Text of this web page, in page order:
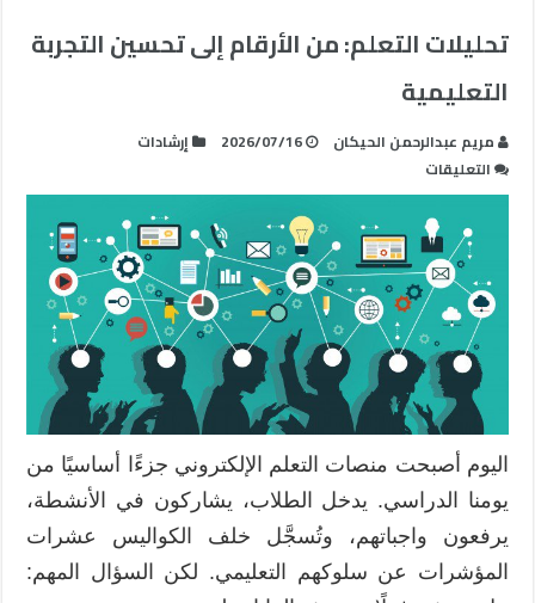
تحليلات التعلم: من الأرقام إلى تحسين التجربة
التعليمية
مريم عبدالرحمن الحيكان 2026/07/16
إرشادات
التعليقات
تحليلات
التعلم:
من
الأرقام
إلى
تحسين
التجربة
التعليمية
مغلقة
اليوم أصبحت منصات التعلم الإلكتروني جزءًا أساسيًا من
يومنا الدراسي. يدخل الطلاب، يشاركون في الأنشطة،
يرفعون واجباتهم، وتُسجَّل خلف الكواليس عشرات
المؤشرات عن سلوكهم التعليمي. لكن السؤال المهم: